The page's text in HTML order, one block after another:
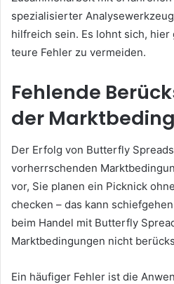
spezialisierter
hilfreich sein. Es lohnt sich, hier
teure Fehler zu vermeiden.
Fehlende
der
Der Erfolg von Butterfly
vorherrschenden
vor, Sie planen ein Picknick
checken – das kann
beim Handel mit Butterfly
Marktbedingungen nicht
Ein häufiger Fehler ist die